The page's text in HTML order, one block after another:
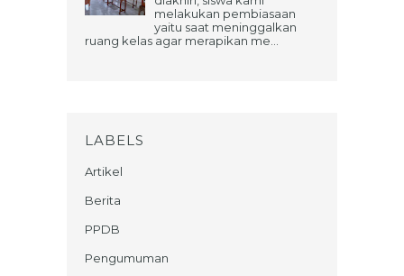
melakukan pembiasaan
yaitu saat meninggalkan
ruang kelas agar merapikan me...
LABELS
Artikel
Berita
PPDB
Pengumuman